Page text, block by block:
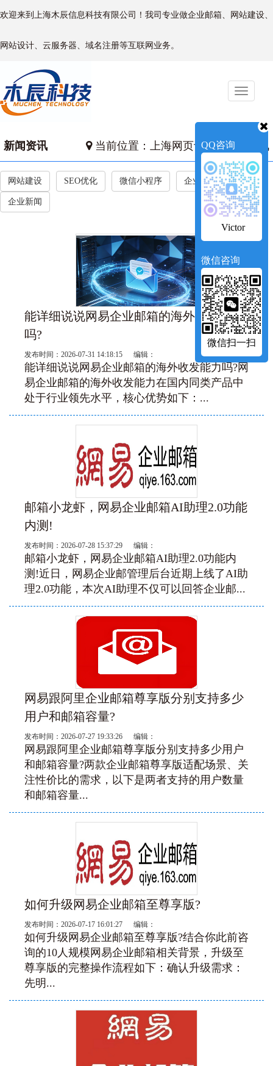
欢迎来到上海木辰信息科技有限公司！我司专业做企业邮箱、网站建设、
网站设计、云服务器、域名注册等互联网业务。
Toggle
新闻资讯 当前位置： 上海网页设计->新闻资讯
网站建设 SEO优化 微信小程序 企业微信
企业新闻
能详细说说网易企业邮箱的海外收发能力
吗?
发布时间：2026-07-31 14:18:15 编辑：
能详细说说网易企业邮箱的海外收发能力吗?网
易企业邮箱的海外收发能力在国内同类产品中
处于行业领先水平，核心优势如下：...
邮箱小龙虾，网易企业邮箱AI助理2.0功能
内测!
发布时间：2026-07-28 15:37:29 编辑：
邮箱小龙虾，网易企业邮箱AI助理2.0功能内
测!近日，网易企业邮管理后台近期上线了AI助
理2.0功能，本次AI助理不仅可以回答企业邮...
网易跟阿里企业邮箱尊享版分别支持多少
用户和邮箱容量?
发布时间：2026-07-27 19:33:26 编辑：
网易跟阿里企业邮箱尊享版分别支持多少用户
和邮箱容量?两款企业邮箱尊享版适配场景、关
注性价比的需求，以下是两者支持的用户数量
和邮箱容量...
如何升级网易企业邮箱至尊享版?
发布时间：2026-07-17 16:01:27 编辑：
如何升级网易企业邮箱至尊享版?结合你此前咨
询的10人规模网易企业邮箱相关背景，升级至
尊享版的完整操作流程如下：‌确认升级需求‌：
先明...
QQ咨询
Victor
微信咨询
微信扫一扫